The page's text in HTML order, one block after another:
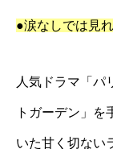
●涙なしでは見
人気ドラマ「パ
トガーデン」
いた甘く切ない